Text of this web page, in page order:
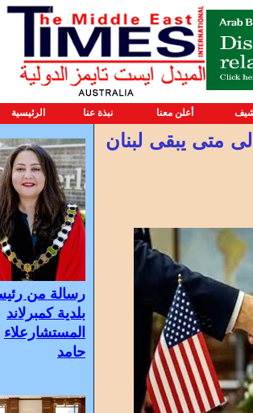
أعلن معنا نبذة عنا الرئيسية
متى يبقى لبنان
رسالة من
بلدية كمبرلاند
المستشارعلاء
حامد